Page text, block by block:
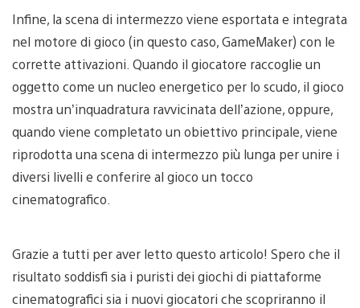
Infine, la scena di intermezzo viene esportata e integrata
nel motore di gioco (in questo caso, GameMaker) con le
corrette attivazioni. Quando il giocatore raccoglie un
oggetto come un nucleo energetico per lo scudo, il gioco
mostra un’inquadratura ravvicinata dell’azione, oppure,
quando viene completato un obiettivo principale, viene
riprodotta una scena di intermezzo più lunga per unire i
diversi livelli e conferire al gioco un tocco
cinematografico.
Grazie a tutti per aver letto questo articolo! Spero che il
risultato soddisfi sia i puristi dei giochi di piattaforme
cinematografici sia i nuovi giocatori che scopriranno il